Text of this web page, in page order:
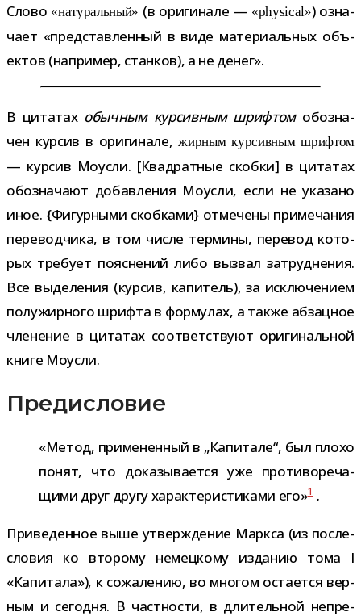
Слово «нату­раль­ный» (в ори­ги­нале — «physical») озна­
чает «пред­став­лен­ный в виде мате­ри­аль­ных объ­
ек­тов (напри­мер, стан­ков), а не денег».
В цита­тах обыч­ным кур­сив­ным шриф­томобо­зна­
чен кур­сив в ори­ги­нале,жир­ным кур­сив­ным шриф­том
— кур­сив Моусли. [Квадратные скобки] в цита­тах
обо­зна­чают добав­ле­ния Моусли, если не ука­зано
иное. {Фигурными скоб­ками} отме­чены при­ме­ча­ния
пере­вод­чика, в том числе тер­мины, пере­вод кото­
рых тре­бует пояс­не­ний либо вызвал затруд­не­ния.
Все выде­ле­ния (кур­сив, капи­тель), за исклю­че­нием
полу­жир­ного шрифта в фор­му­лах, а также абзац­ное
чле­не­ние в цита­тах соот­вет­ствуют ори­ги­наль­ной
книге Моусли.
Предисловие
«Метод, при­ме­нен­ный в „Капитале“, был плохо
понят, что дока­зы­ва­ется уже про­ти­во­ре­ча­
щими друг другу харак­те­ри­сти­ками его»1 .
Приведенное выше утвер­жде­ние Маркса (из после­
сло­вия ко вто­рому немец­кому изда­нию тома I
«Капитала»), к сожа­ле­нию, во мно­гом оста­ется вер­
ным и сего­дня. В част­но­сти, в дли­тель­ной непре­